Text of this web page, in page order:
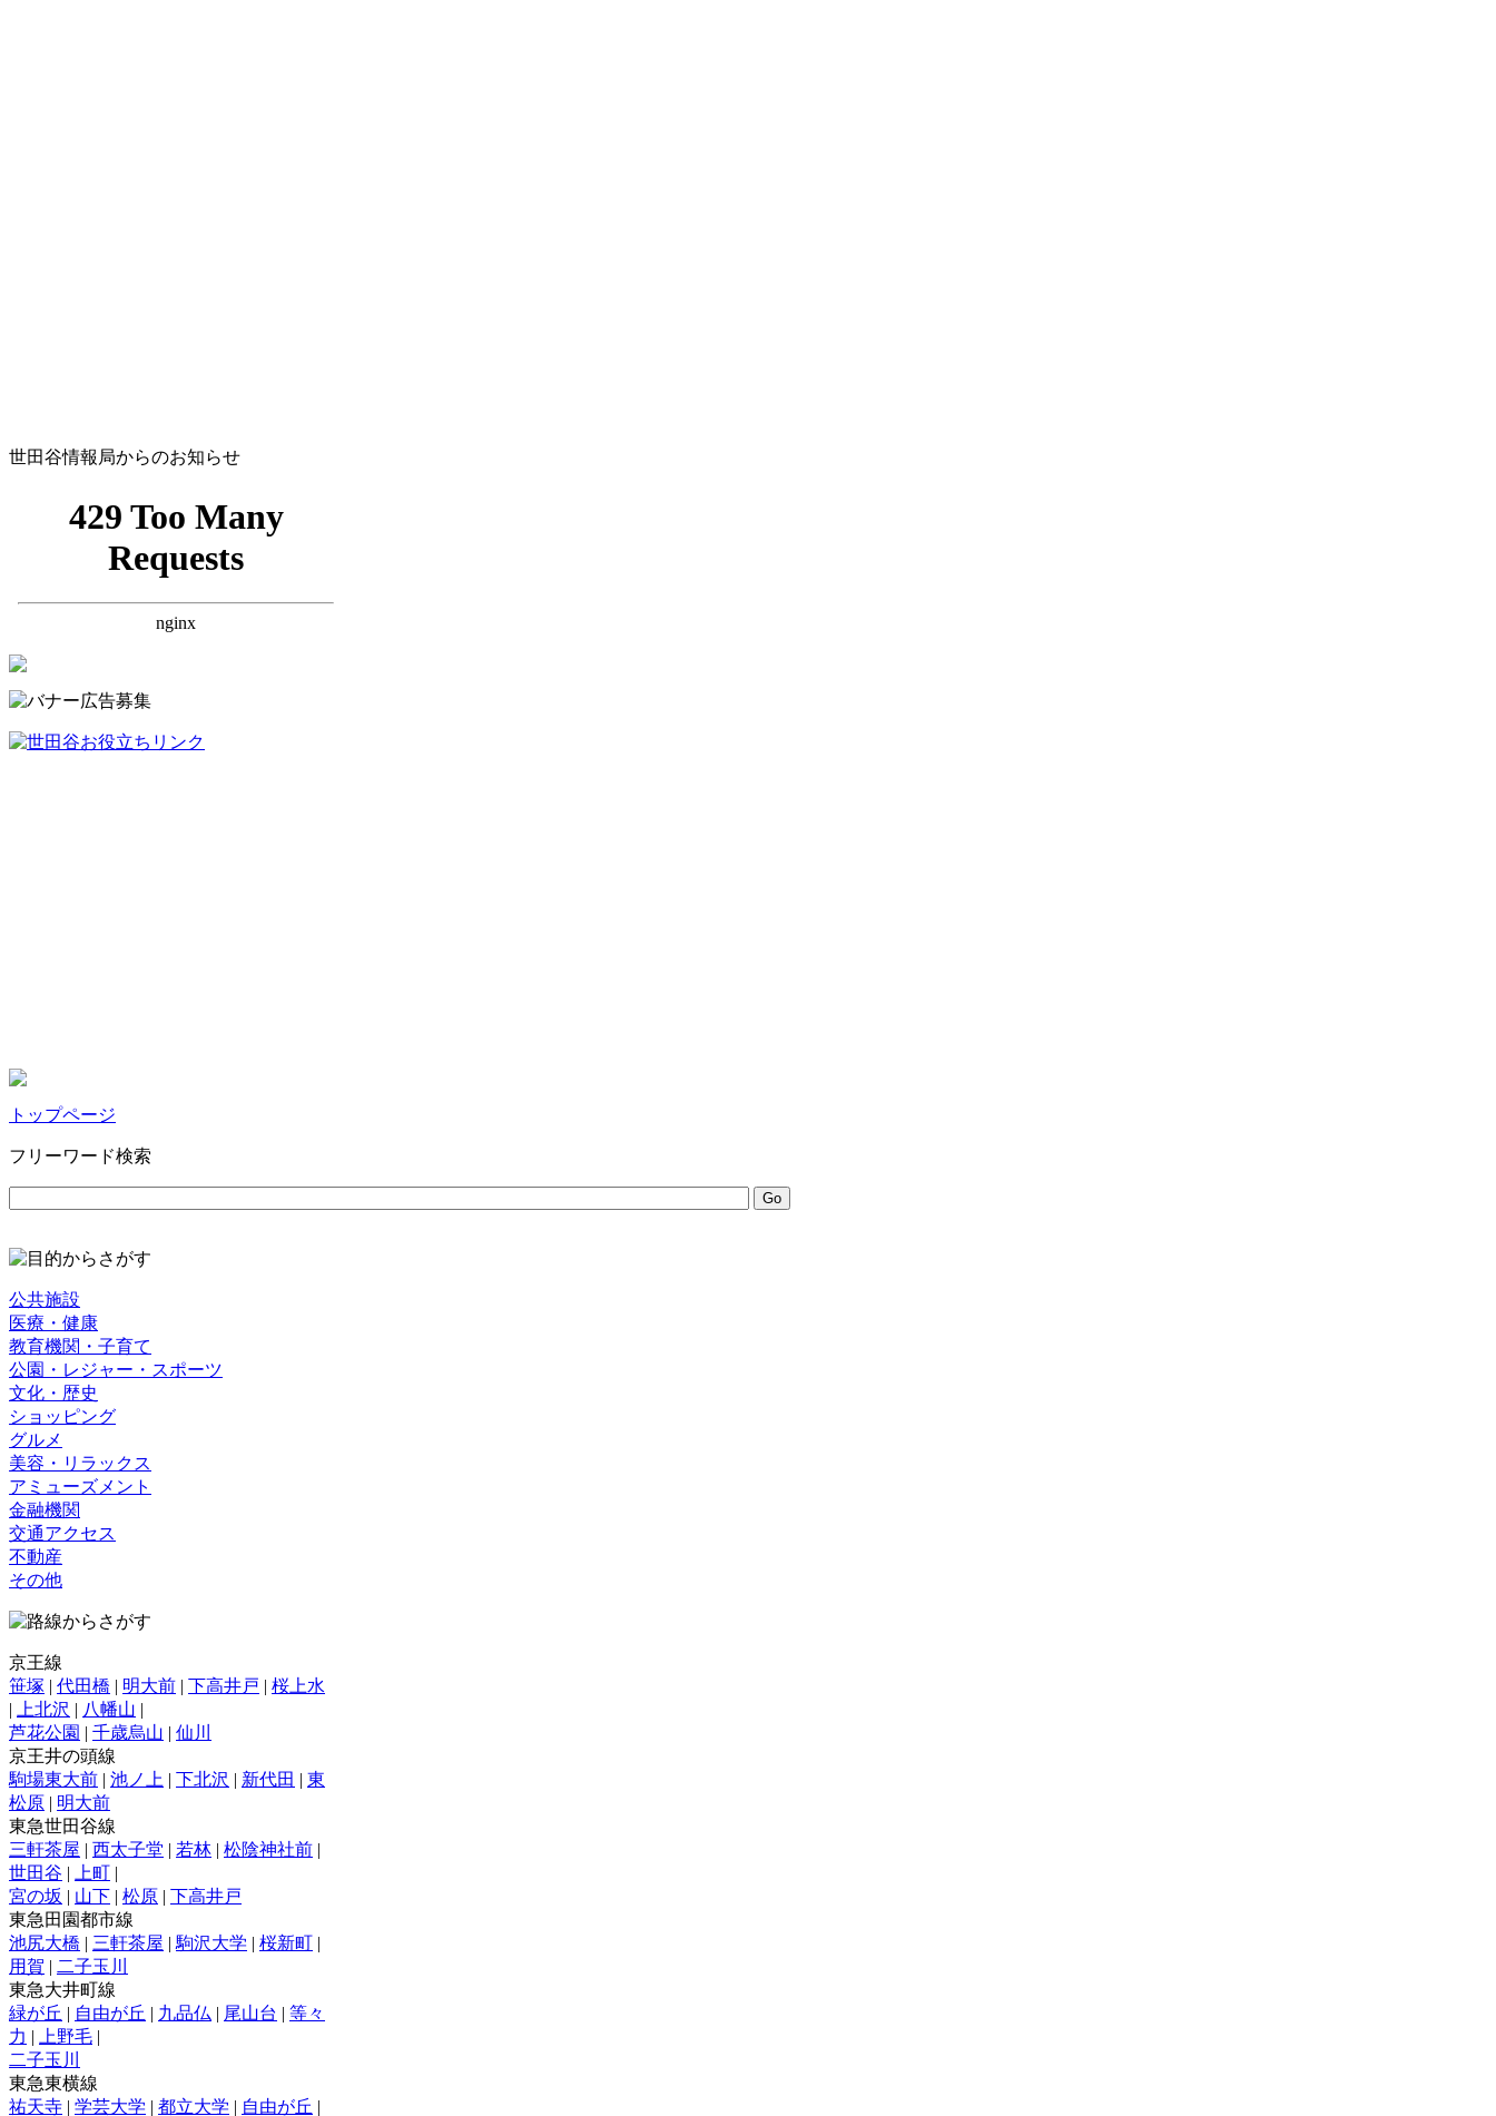
世田谷情報局からのお知らせ
トップページ
フリーワード検索
公共施設
医療・健康
教育機関・子育て
公園・レジャー・スポーツ
文化・歴史
ショッピング
グルメ
美容・リラックス
アミューズメント
金融機関
交通アクセス
不動産
その他
京王線
笹塚 | 代田橋 | 明大前 | 下高井戸 | 桜上水
|
上北沢 | 八幡山 |
芦花公園 | 千歳烏山 | 仙川
京王井の頭線
駒場東大前 | 池ノ上 | 下北沢 | 新代田 | 東
松原 | 明大前
東急世田谷線
三軒茶屋 | 西太子堂 | 若林 | 松陰神社前 |
世田谷 | 上町 |
宮の坂 | 山下 | 松原 | 下高井戸
東急田園都市線
池尻大橋 | 三軒茶屋 | 駒沢大学 | 桜新町 |
用賀 | 二子玉川
東急大井町線
緑が丘 | 自由が丘 | 九品仏 | 尾山台 | 等々
力 | 上野毛 |
二子玉川
東急東横線
祐天寺 | 学芸大学 | 都立大学 | 自由が丘 |